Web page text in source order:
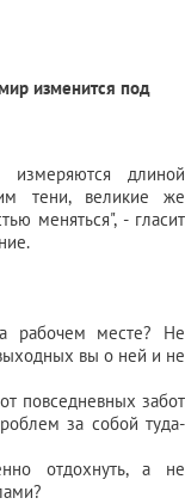
изменится под
длиной
тени, великие же
меняться", - гласит
рабочем месте? Не
вы о ней и не
повседневных забот
за собой туда-
отдохнуть, а не